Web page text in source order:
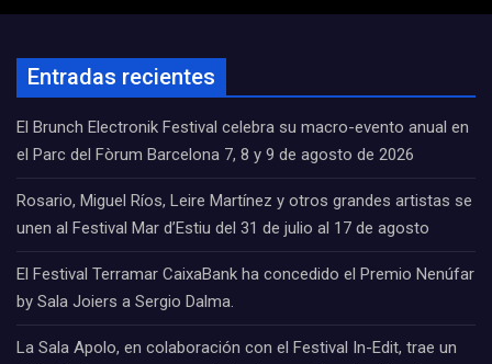
Entradas recientes
El Brunch Electronik Festival celebra su macro-evento anual en
el Parc del Fòrum Barcelona 7, 8 y 9 de agosto de 2026
Rosario, Miguel Ríos, Leire Martínez y otros grandes artistas se
unen al Festival Mar d’Estiu del 31 de julio al 17 de agosto
El Festival Terramar CaixaBank ha concedido el Premio Nenúfar
by Sala Joiers a Sergio Dalma.
La Sala Apolo, en colaboración con el Festival In-Edit, trae un